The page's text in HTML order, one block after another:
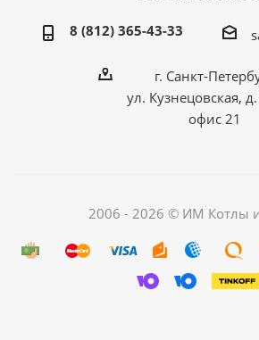
8 (812) 365-43-33
г. Санкт-
ул. Кузнецовская,
офис 21
2006 - 2026 © ИМ Котлы